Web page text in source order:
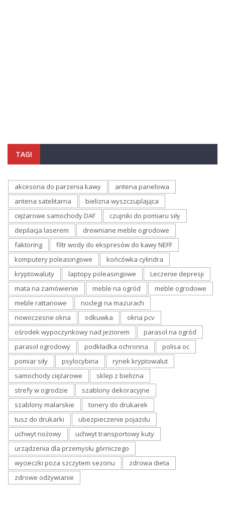
TAGI
akcesoria do parzenia kawy
antena panelowa
antena satelitarna
bielizna wyszczuplająca
ciężarowe samochody DAF
czujniki do pomiaru siły
depilacja laserem
drewniane meble ogrodowe
faktoring
filtr wody do ekspresów do kawy NEFF
komputery poleasingowe
końcówka cylindra
kryptowaluty
laptopy poleasingowe
Leczenie depresji
mata na zamówienie
meble na ogród
meble ogrodowe
meble rattanowe
noclegi na mazurach
nowoczesne okna
odkuwka
okna pcv
ośrodek wypoczynkowy nad jeziorem
parasol na ogród
parasol ogrodowy
podkładka ochronna
polisa oc
pomiar siły
psylocybina
rynek kryptowalut
samochody ciężarowe
sklep z bielizna
strefy w ogrodzie
szablony dekoracyjne
szablony malarskie
tonery do drukarek
tusz do drukarki
ubezpieczenie pojazdu
uchwyt nożowy
uchwyt transportowy kuty
urządzenia dla przemysłu górniczego
wycieczki poza szczytem sezonu
zdrowa dieta
zdrowe odżywianie